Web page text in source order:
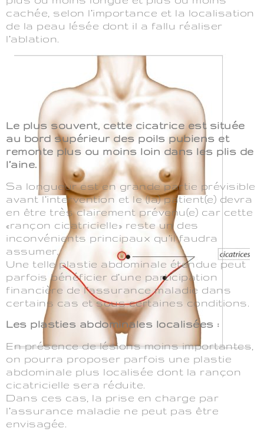
cachée, selon l’importance et la localisation
de la peau lésée dont il a fallu réaliser
l’ablation.
Le plus souvent, cette cicatrice est située
au bord supérieur des poils pubiens et
remonte plus ou moins loin dans les plis de
l’aine.
Sa longueur est en grande partie prévisible
avant l’intervention et le (la) patient(e) devra
en être très clairement prévenu(e) car cette
«rançon cicatricielle» reste un des
inconvénients principaux qu’il faudra
assumer.
Une telle plastie abdominale étendue peut
parfois bénéficier d’une participation
financière de l’assurance maladie dans
certains cas et sous certaines conditions.
Les plasties abdominales localisées :
En présence de lésions moins importantes,
on pourra proposer parfois une plastie
abdominale plus localisée dont la rançon
cicatricielle sera réduite.
Dans ces cas, la prise en charge par
l’assurance maladie ne peut pas être
envisagée.